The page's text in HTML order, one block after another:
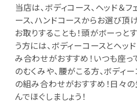
当店は、ボディコース、ヘッド＆フ
ース、ハンドコースからお選び頂
お取りすることも！頭がボーっと
う方には、ボディーコースとヘッ
み合わせがおすすめ！いつも座っ
のむくみや、腰がこる方、ボディ
の組み合わせがおすすめ！日々
んでほぐしましょう！